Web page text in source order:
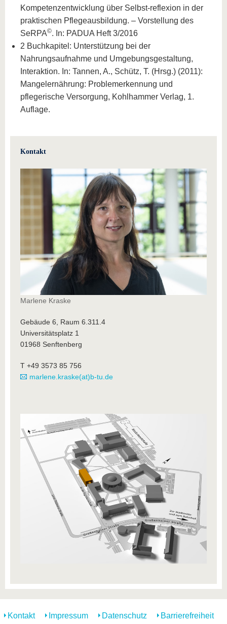
Kompetenzentwicklung über Selbst-reflexion in der
praktischen Pflegeausbildung. – Vorstellung des
SeRPA©. In: PADUA Heft 3/2016
2 Buchkapitel: Unterstützung bei der
Nahrungsaufnahme und Umgebungsgestaltung,
Interaktion. In: Tannen, A., Schütz, T. (Hrsg.) (2011):
Mangelernährung: Problemerkennung und
pflegerische Versorgung, Kohlhammer Verlag, 1.
Auflage.
Kontakt
Marlene Kraske
Gebäude 6, Raum 6.311.4
Universitätsplatz 1
01968 Senftenberg
T +49 3573 85 756
marlene.kraske(at)b-tu.de
Kontakt Impressum Datenschutz Barrierefreiheit